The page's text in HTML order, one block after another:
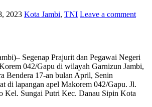
2023 Kota Jambi, TNI Leave a comment
Segenap Prajurit dan Pegawai Negeri
042/Gapu di wilayah Garnizun Jambi,
Bendera 17-an bulan April, Senin
di lapangan apel Makorem 042/Gapu. Jl.
Kel. Sungai Putri Kec. Danau Sipin Kota